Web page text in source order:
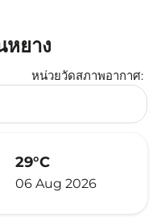
หยาง
หน่วยวัดสภาพอากาศ:
29°C
06 Aug 2026